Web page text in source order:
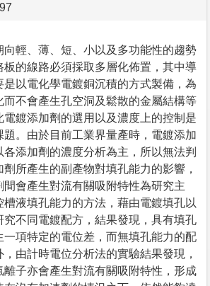
向輕、薄、短、小以及多功能性的趨勢
板的線路必須採取多層化佈置，其中導
以電化學電鍍銅沉積的方式製備，為
而不會產生孔空洞及鬆散的金屬結構等
鍍添加劑的選用以及濃度上的控制是
題。由於目前工業界量產時，電鍍添加
添加劑的濃度分析為主，所以無法判
所產生的副產物對填孔能力的影響，
間會產生對流有關吸附特性為研究主
液填孔能力的方法，藉由電鍍填孔以
究不同電鍍配方，結果發現，具有填孔
一項特定的電位差，而無填孔能力的配
由計時電位分析法的實驗結果發現，
離子亦會產生對流有關吸附特性，形成